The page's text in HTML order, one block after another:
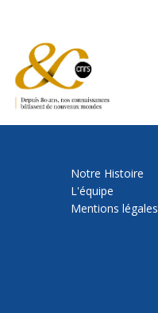
Notre Histoire
L'équipe
Mentions légales